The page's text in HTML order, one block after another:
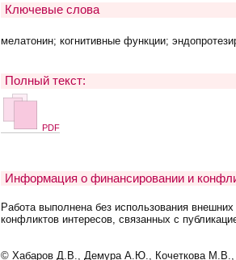
Ключевые слова
мелатонин; когнитивные функции;
Полный текст:
PDF
Информация о финансировании и
Работа выполнена без использования
конфликтов интересов, связанных с
© Хабаров Д.В., Демура А.Ю., Кочеткова